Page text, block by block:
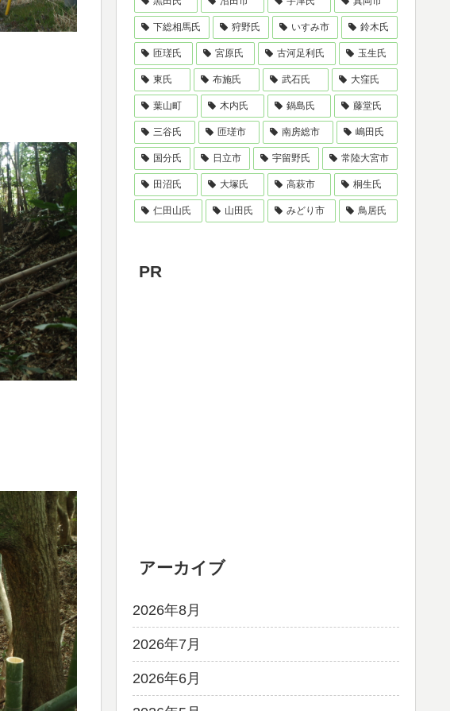
下総相馬氏 狩野氏 いすみ市 鈴木氏
匝瑳氏 宮原氏 古河足利氏 玉生氏
東氏 布施氏 武石氏 大窪氏
葉山町 木内氏 鍋島氏 藤堂氏
三谷氏 匝瑳市 南房総市 嶋田氏
国分氏 日立市 宇留野氏 常陸大宮市
田沼氏 大塚氏 高萩市 桐生氏
仁田山氏 山田氏 みどり市 鳥居氏
PR
アーカイブ
2026年8月
2026年7月
2026年6月